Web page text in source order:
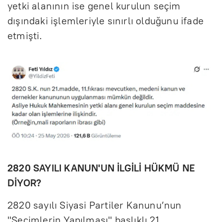
yetki alanının ise genel kurulun seçim
dışındaki işlemleriyle sınırlı olduğunu ifade
etmişti.
2820 SAYILI KANUN'UN İLGİLİ HÜKMÜ NE
DİYOR?
2820 sayılı Siyasi Partiler Kanunu’nun